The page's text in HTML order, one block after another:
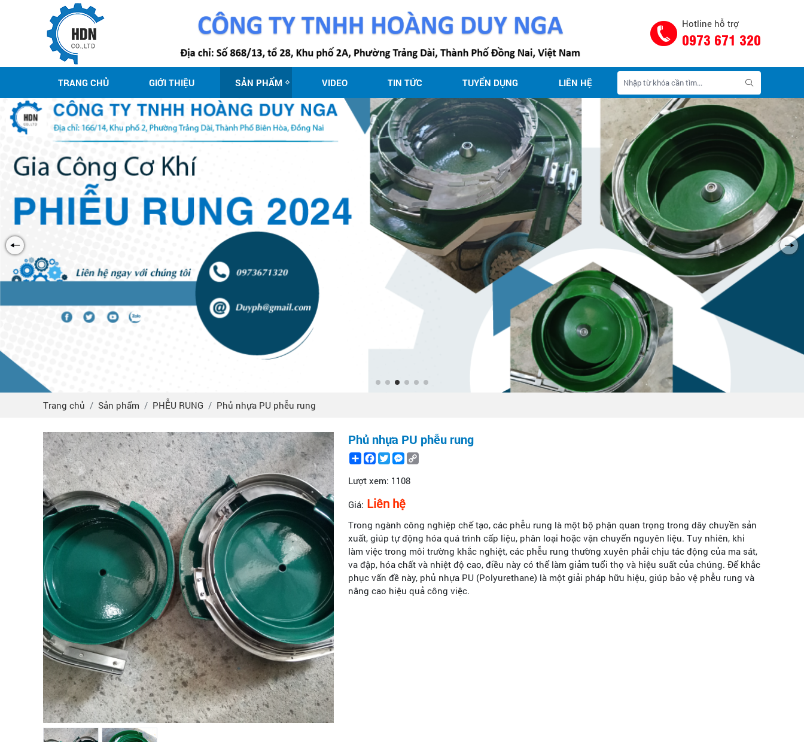
Hotline hỗ trợ
0973 671 320
TRANG CHỦ GIỚI THIỆU SẢN PHẨM VIDEO TIN TỨC TUYỂN DỤNG LIÊN HỆ
Trang chủ Sản phẩm PHỄU RUNG Phủ nhựa PU phễu rung
Phủ nhựa PU phễu rung
ShareFacebook
TwitterMessenger
Lượt xem: 1108
Giá: Liên hệ
Trong ngành công nghiệp chế tạo, các phễu rung là một bộ phận quan trọng trong dây chuyền sản
xuất, giúp tự động hóa quá trình cấp liệu, phân loại hoặc vận chuyển nguyên liệu. Tuy nhiên, khi
làm việc trong môi trường khắc nghiệt, các phễu rung thường xuyên phải chịu tác động của ma sát,
va đập, hóa chất và nhiệt độ cao, điều này có thể làm giảm tuổi thọ và hiệu suất của chúng. Để khắc
phục vấn đề này, phủ nhựa PU (Polyurethane) là một giải pháp hữu hiệu, giúp bảo vệ phễu rung và
nâng cao hiệu quả công việc.